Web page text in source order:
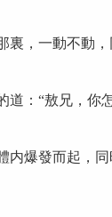
一動不動，
：“敖兄，你
發而起，同